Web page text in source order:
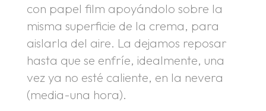
con papel film apoyándolo sobre la
misma superficie de la crema, para
aislarla del aire. La dejamos reposar
hasta que se enfríe, idealmente, una
vez ya no esté caliente, en la nevera
(media-una hora).